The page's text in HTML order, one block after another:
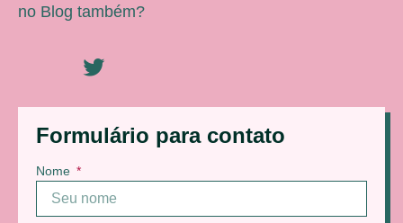
Formulário para contato
Nome
no Blog também?